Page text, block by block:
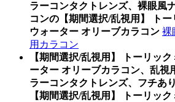
ラーコンタクトレンズ、裸眼風
コンの【期間選択/乱視用】 ト
ウォーター オリーブカラコン 裸
用カラコン
【期間選択/乱視用】 トーリッ
ーター オリーブカラコン、乱視
ラーコンタクトレンズ、フチあ
【期間選択/乱視用】 トーリッ